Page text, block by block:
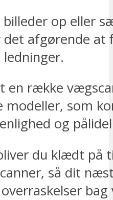
op eller
afgørende at
en række
modeller, som
og
du klædt på
så dit